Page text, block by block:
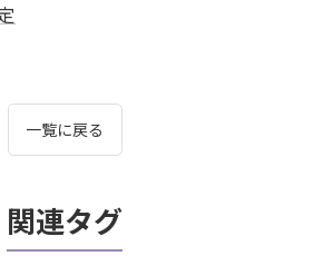
一覧に戻る
関連タグ